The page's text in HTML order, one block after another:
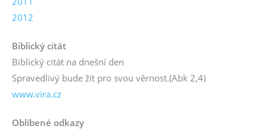
2012
Biblický citát
Biblický citát na dnešní den
Spravedlivý bude žít pro svou věrnost.(Abk 2,4)
www.vira.cz
Oblíbené odkazy